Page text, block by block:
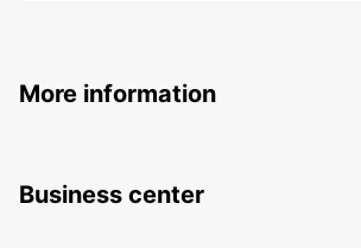
More information
Business center